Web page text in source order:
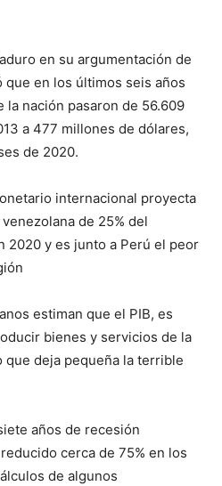
en su argumentación de
que en los últimos seis años
la nación pasaron de 56.609
a 477 millones de dólares,
de 2020.
internacional proyecta
de 25% del
2020 y es junto a Perú el peor
estiman que el PIB, es
bienes y servicios de la
que deja pequeña la terrible
años de recesión
cerca de 75% en los
de algunos